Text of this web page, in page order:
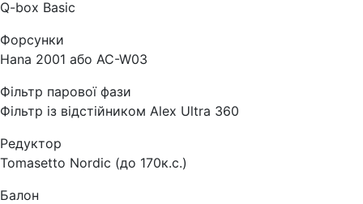
Q-box Basic
Форсунки
Hana 2001 або AC-W03
Фільтр парової фази
Фільтр із відстійником Alex Ultra 360
Редуктор
Tomasetto Nordic (до 170к.с.)
Балон